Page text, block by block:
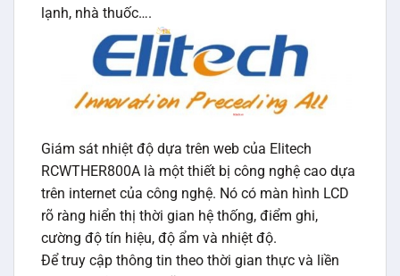
lạnh, nhà thuốc….
Giám sát nhiệt độ dựa trên web của Elitech
RCWTHER800A là một thiết bị công nghệ cao dựa
trên internet của công nghệ. Nó có màn hình LCD
rõ ràng hiển thị thời gian hệ thống, điểm ghi,
cường độ tín hiệu, độ ẩm và nhiệt độ.
Để truy cập thông tin theo thời gian thực và liền